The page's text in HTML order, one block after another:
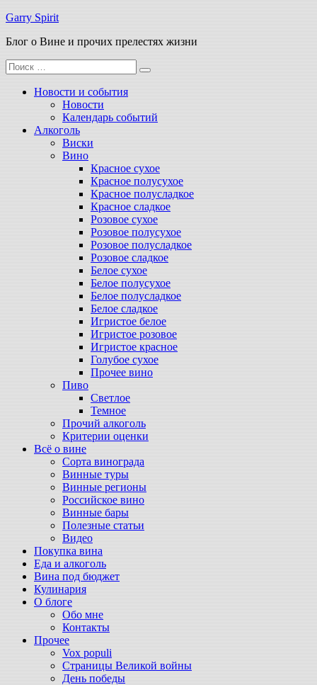
Перейти
содержимому
Garry Spirit
Блог о Вине и прочих прелестях жизни
Поиск
для:
Новости и события
Новости
Календарь событий
Алкоголь
Виски
Вино
Красное сухое
Красное полусухое
Красное полусладкое
Красное сладкое
Розовое сухое
Розовое полусухое
Розовое полусладкое
Розовое сладкое
Белое сухое
Белое полусухое
Белое полусладкое
Белое сладкое
Игристое белое
Игристое розовое
Игристое красное
Голубое сухое
Прочее вино
Пиво
Светлое
Темное
Прочий алкоголь
Критерии оценки
Всё о вине
Сорта винограда
Винные туры
Винные регионы
Российское вино
Винные бары
Полезные статьи
Видео
Покупка вина
Еда и алкоголь
Вина под бюджет
Кулинария
О блоге
Обо мне
Контакты
Прочее
Vox populi
Страницы Великой войны
День победы